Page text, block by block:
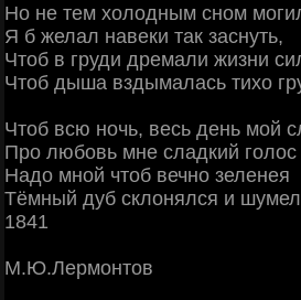
Но не тем холодным сном
Я б желал навеки так заснуть,
Чтоб в груди дремали жизни
Чтоб дыша вздымалась тихо
Чтоб всю ночь, весь день мой
Про любовь мне сладкий голос
Надо мной чтоб вечно зеленея
Тёмный дуб склонялся и
1841
М.Ю.Лермонтов